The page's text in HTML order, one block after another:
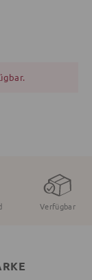
Verfügbar